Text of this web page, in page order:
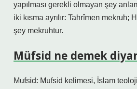
yapılması gerekli olmayan şey
iki kısma ayrılır: Tahrîmen mekruh;
şey mekruhtur.
Müfsid ne demek
Mufsid: Mufsid kelimesi, İslam